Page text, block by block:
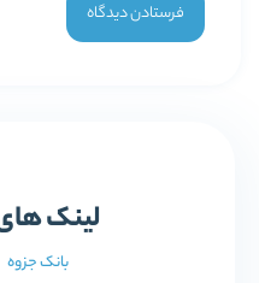
لینک
بانک جزوه